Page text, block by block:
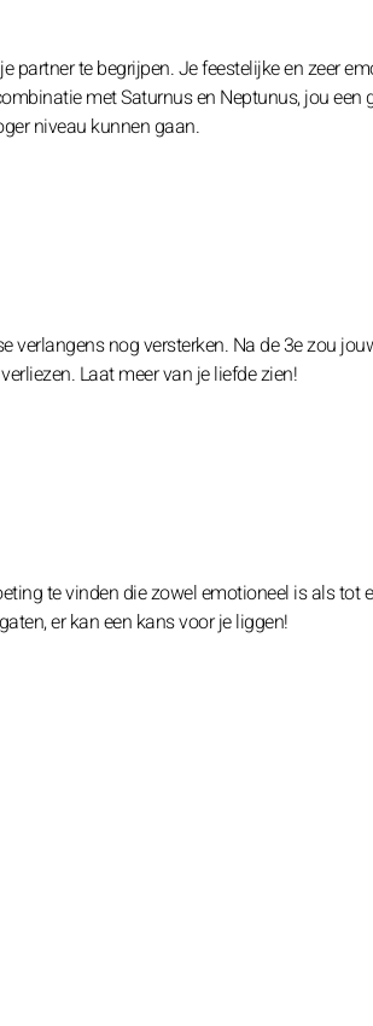
partner te begrijpen. Je feestelijke en zeer
met Saturnus en Neptunus, jou een
niveau kunnen gaan.
nog versterken. Na de 3e zou
Laat meer van je liefde zien!
te vinden die zowel emotioneel is als tot
er kan een kans voor je liggen!